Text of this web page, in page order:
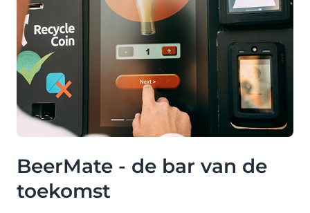
BeerMate - de bar van de
toekomst